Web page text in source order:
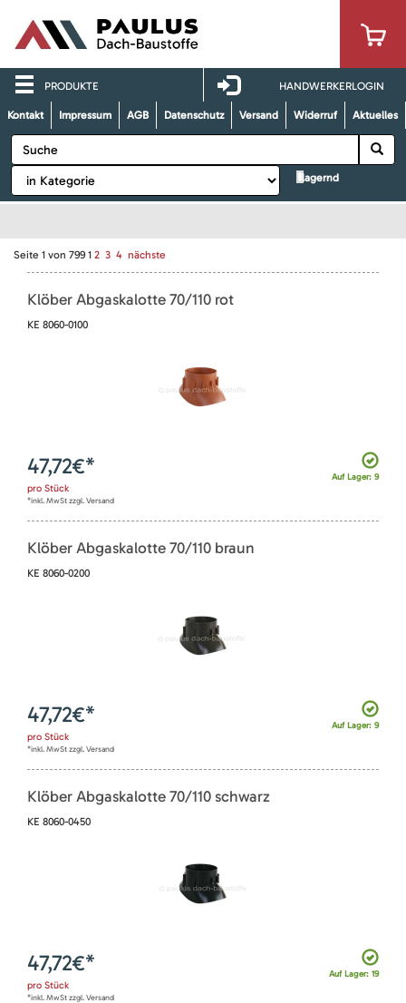
PRODUKTE HANDWERKERLOGIN
Kontakt Impressum AGB Datenschutz Versand Widerruf Aktuelles
lagernd
Seite 1 von 799 1 2 3 4 nächste
Klöber Abgaskalotte 70/110 rot
KE 8060-0100
Auf Lager: 9
47,72€*
pro Stück
*inkl. MwSt zzgl. Versand
Klöber Abgaskalotte 70/110 braun
KE 8060-0200
Auf Lager: 9
47,72€*
pro Stück
*inkl. MwSt zzgl. Versand
Klöber Abgaskalotte 70/110 schwarz
KE 8060-0450
Auf Lager: 19
47,72€*
pro Stück
*inkl. MwSt zzgl. Versand